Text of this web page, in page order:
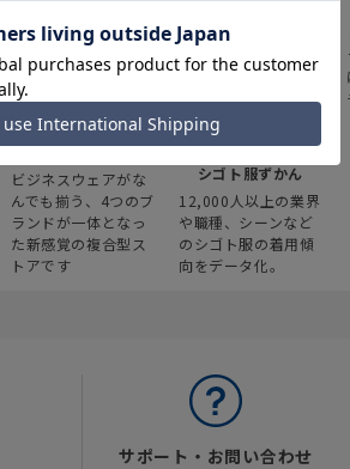
スーツスクエア
ビジネスウェアがな
んでも揃う、4つのブ
ランドが一体となっ
た新感覚の複合型ス
トアです
みんなの
シゴト服ずかん
12,000人以上の業界
や職種、シーンなど
のシゴト服の着用傾
向をデータ化。
サポート・お問い合わせ